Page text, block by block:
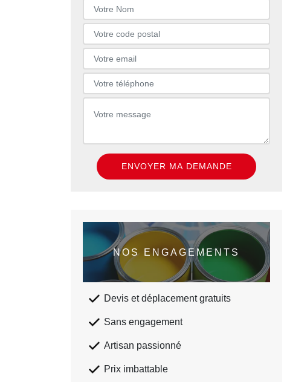
NOS ENGAGEMENTS
Devis et déplacement gratuits
Sans engagement
Artisan passionné
Prix imbattable